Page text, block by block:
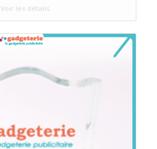
Voir les détails